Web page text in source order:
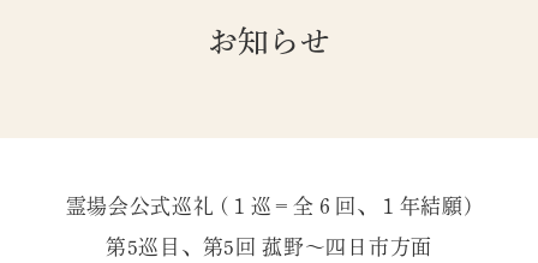
お知らせ
霊場会公式巡礼 (１巡＝全６回、１年結願)
第5巡目、第5回 菰野〜四日市方面